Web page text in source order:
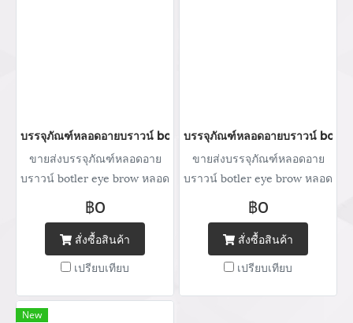
บรรจุภัณฑ์หลอดอายบราวน์ botler eye brow หลอดบรรจุภัณฑ์เครื่อ
ขายส่งบรรจุภัณฑ์หลอดอาย
บราวน์ botler eye brow หลอด
บรรจุภัณฑ์เครื่องสำอาง
จำหน่ายบรรจุภัณฑ์เครื่อง
สำอางทุกประเภท Tel : (+66)
020 462 506-105 Mobile:
083 828 9246 Email:
marketing@packingroom.com/
฿0
สั่งซื้อสินค้า
เปรียบเทียบ
บรรจุภัณฑ์หลอดอายบราวน์
ขายส่งบรรจุภัณฑ์หลอดอาย
บราวน์ botler eye brow หลอด
บรรจุภัณฑ์เครื่องสำอาง
จำหน่ายบรรจุภัณฑ์เครื่อง
สำอางทุกประเภท Tel : (+66)
020 462 506-105 Mobile:
083 828 9246 Email:
marketing@packingroom.com/
฿0
สั่งซื้อสินค้า
เปรียบเทียบ
New